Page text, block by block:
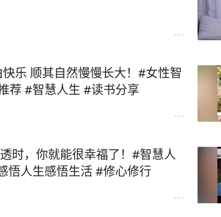
乐 顺其自然慢慢长大！#女性智
荐 #智慧人生 #读书分享
时，你就能很幸福了！#智慧人
悟人生感悟生活 #修心修行